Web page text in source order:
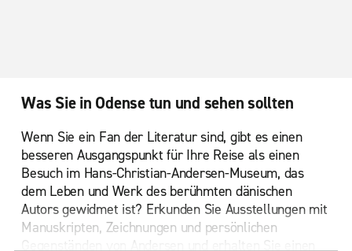
Was Sie in Odense tun und sehen sollten
Wenn Sie ein Fan der Literatur sind, gibt es einen
besseren Ausgangspunkt für Ihre Reise als einen
Besuch im Hans-Christian-Andersen-Museum, das
dem Leben und Werk des berühmten dänischen
Autors gewidmet ist? Erkunden Sie Ausstellungen mit
Manuskripten, Zeichnungen und persönlichen
Gegenständen von Andersen und erhalten Sie einen